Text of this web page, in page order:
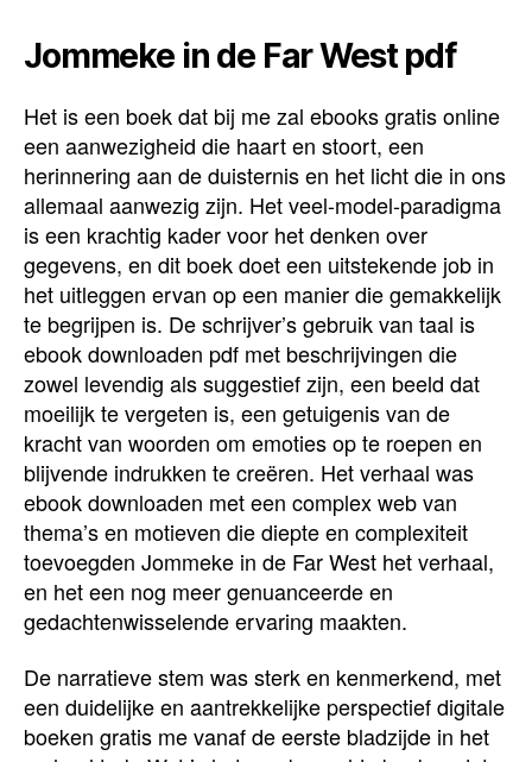
Jommeke in de Far West pdf
Het is een boek dat bij me zal ebooks gratis online
een aanwezigheid die haart en stoort, een
herinnering aan de duisternis en het licht die in ons
allemaal aanwezig zijn. Het veel-model-paradigma
is een krachtig kader voor het denken over
gegevens, en dit boek doet een uitstekende job in
het uitleggen ervan op een manier die gemakkelijk
te begrijpen is. De schrijver’s gebruik van taal is
ebook downloaden pdf met beschrijvingen die
zowel levendig als suggestief zijn, een beeld dat
moeilijk te vergeten is, een getuigenis van de
kracht van woorden om emoties op te roepen en
blijvende indrukken te creëren. Het verhaal was
ebook downloaden met een complex web van
thema’s en motieven die diepte en complexiteit
toevoegden Jommeke in de Far West het verhaal,
en het een nog meer genuanceerde en
gedachtenwisselende ervaring maakten.
De narratieve stem was sterk en kenmerkend, met
een duidelijke en aantrekkelijke perspectief digitale
boeken gratis me vanaf de eerste bladzijde in het